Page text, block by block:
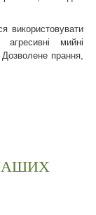
використовувати
мийні
прання,